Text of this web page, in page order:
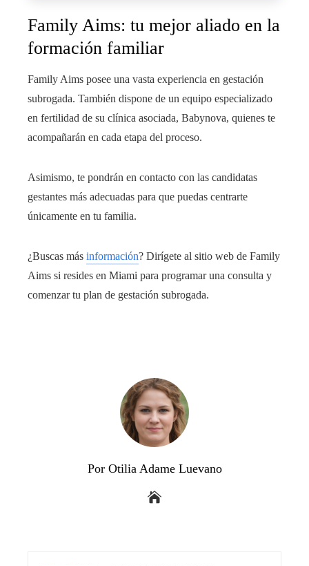
Family Aims: tu mejor aliado en la
formación familiar
Family Aims posee una vasta experiencia en gestación
subrogada. También dispone de un equipo especializado
en fertilidad de su clínica asociada, Babynova, quienes te
acompañarán en cada etapa del proceso.
Asimismo, te pondrán en contacto con las candidatas
gestantes más adecuadas para que puedas centrarte
únicamente en tu familia.
¿Buscas más información? Dirígete al sitio web de Family
Aims si resides en Miami para programar una consulta y
comenzar tu plan de gestación subrogada.
Por Otilia Adame Luevano